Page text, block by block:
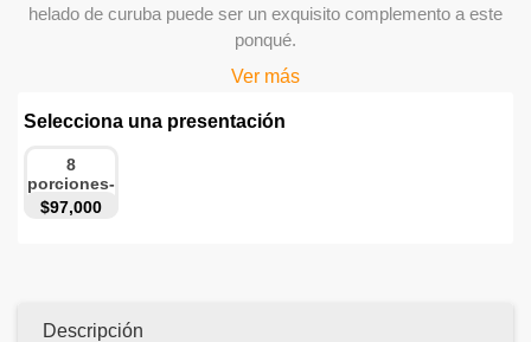
helado de curuba puede ser un exquisito complemento a este
ponqué.
Ver más
Selecciona una presentación
8
porciones-
cartón
$97,000
Descripción